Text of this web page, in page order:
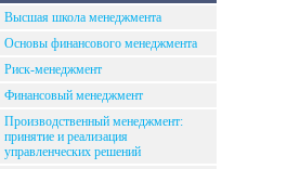
Высшая школа менеджмента
Основы финансового менеджмента
Риск-менеджмент
Финансовый менеджмент
Производственный менеджмент:
принятие и реализация
управленческих решений